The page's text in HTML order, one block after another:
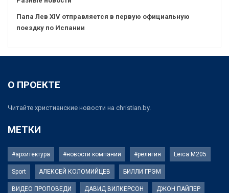
Папа Лев XIV отправляется в первую официальную
поездку по Испании
О ПРОЕКТЕ
Читайте христианские новости на christian.by.
МЕТКИ
#архитектура #новости компаний #религия Leica M205
Sport АЛЕКСЕЙ КОЛОМИЙЦЕВ БИЛЛИ ГРЭМ
ВИДЕО ПРОПОВЕДИ ДАВИД ВИЛКЕРСОН ДЖОН ПАЙПЕР